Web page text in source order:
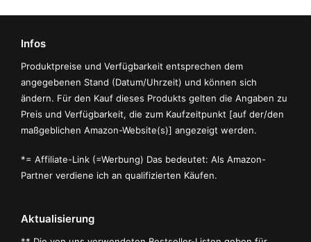
Infos
Produktpreise und Verfügbarkeit entsprechen dem
angegebenen Stand (Datum/Uhrzeit) und können sich
ändern. Für den Kauf dieses Produkts gelten die Angaben zu
Preis und Verfügbarkeit, die zum Kaufzeitpunkt [auf der/den
maßgeblichen Amazon-Website(s)] angezeigt werden.
*= Affiliate-Link (=Werbung) Das bedeutet: Als Amazon-
Partner verdiene ich an qualifizierten Käufen.
Aktualisierung